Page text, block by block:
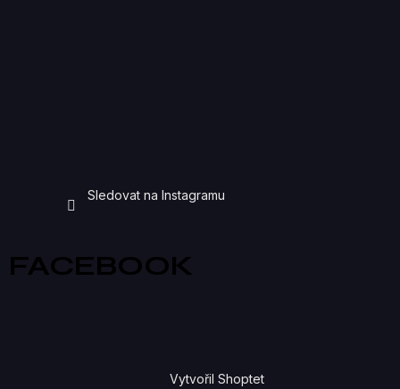
Sledovat na Instagramu
FACEBOOK
Vytvořil Shoptet